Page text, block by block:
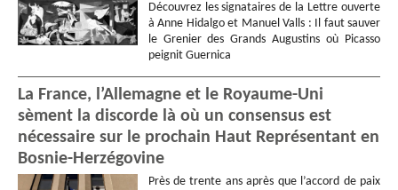
Découvrez les signataires de la Lettre ouverte
à Anne Hidalgo et Manuel Valls : Il faut sauver
le Grenier des Grands Augustins où Picasso
peignit Guernica
La France, l’Allemagne et le Royaume-Uni
sèment la discorde là où un consensus est
nécessaire sur le prochain Haut Représentant en
Bosnie-Herzégovine
Près de trente ans après que l’accord de paix